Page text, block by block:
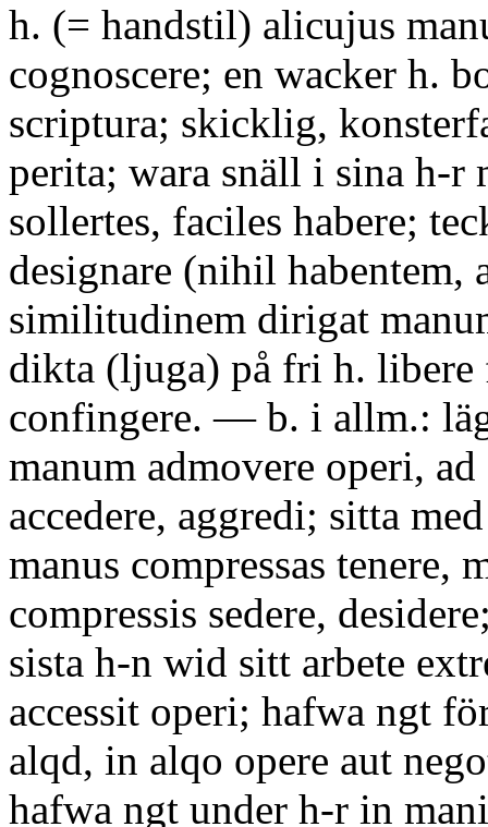
h. (= handstil) alicujus
cognoscere; en wacker h.
scriptura; skicklig,
perita; wara snäll i sina h-r
sollertes, faciles habere;
designare (nihil habentem,
similitudinem dirigat
dikta (ljuga) på fri h. libere
confingere. — b. i allm.:
manum admovere operi, ad
accedere, aggredi; sitta
manus compressas tenere,
compressis sedere,
sista h-n wid sitt arbete
accessit operi; hafwa ngt
alqd, in alqo opere aut
hafwa ngt under h-r in